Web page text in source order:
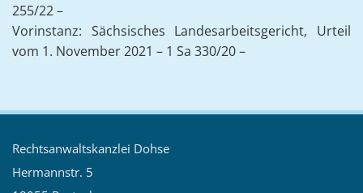
255/22 –
Vorinstanz: Sächsisches Landesarbeitsgericht, Urteil
vom 1. November 2021 – 1 Sa 330/20 –
Rechtsanwaltskanzlei Dohse
Hermannstr. 5